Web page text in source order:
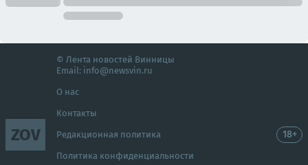
ZOV
© Лента новостей Винницы
Email: info@newsvin.ru
О нас
Контакты
Редакционная политика
Политика конфиденциальности
18+